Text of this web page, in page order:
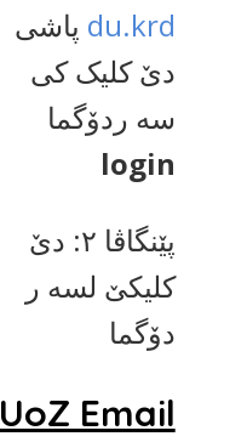
du.krd پاشی
دێ کلیک کی
سە ردۆگما
login
پێنگاڤا ٢: دێ
کلیکێ لسە ر
دۆگما
UoZ Email